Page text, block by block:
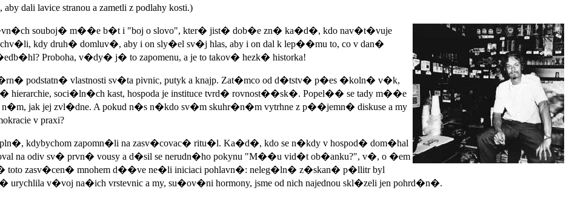
lavice stranou a zametli z podlahy kosti.)
souboj� m��e b�t i "boj o slovo", kter� jist� dob�e zn� ka�d�, kdo nav�t�vuje
kdy druh� domluv�, aby i on sly�el sv�j hlas, aby i on dal k lep��mu to, co v dan�
Proboha, v�dy� j� to zapomenu, a je to takov� hezk� historka!
podstatn� vlastnosti sv�ta pivnic, putyk a knajp. Zat�mco od d�tstv� p�es �koln� v�k,
soci�ln�ch kast, hospoda je instituce tvrd� rovnost��sk�. Popel�� se tady m��e
n�m, jak jej zvl�dne. A pokud n�s n�kdo sv�m skuhr�n�m vytrhne z p��jemn� diskuse a my
v praxi?
kdybychom zapomn�li na zasv�covac� ritu�l. Ka�d�, kdo se n�kdy v hospod� dom�hal
na odiv sv� prvn� vousy a d�sil se nerudn�ho pokynu "M��u vid�t ob�anku?", v�, o �em
zasv�cen� mnohem d��ve ne�li iniciaci pohlavn�: neleg�ln� z�skan� p�llitr byl
v�voj na�ich vrstevnic a my, su�ov�ni hormony, jsme od nich najednou skl�zeli jen pohrd�n�.